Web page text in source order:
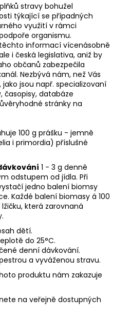
stravy bohužel
týkající se případných
využití v rámci
organismu.
informací vícenásobně
i česká legislativa, aniž by
občanů zabezpečila
Nezbývá nám, než Vás
jsou např. specializovaní
časopisy, databáze
stránky na
100 g prášku - jemně
i primordia) příslušné
1 - 3 g denně
odstupem od jídla. Při
jedno balení biomsy
Každé balení biomasy á 100
která zarovnaná
dětí.
do 25°C.
denní dávkování.
a vyváženou stravu.
produktu nám zakazuje
na veřejně dostupných